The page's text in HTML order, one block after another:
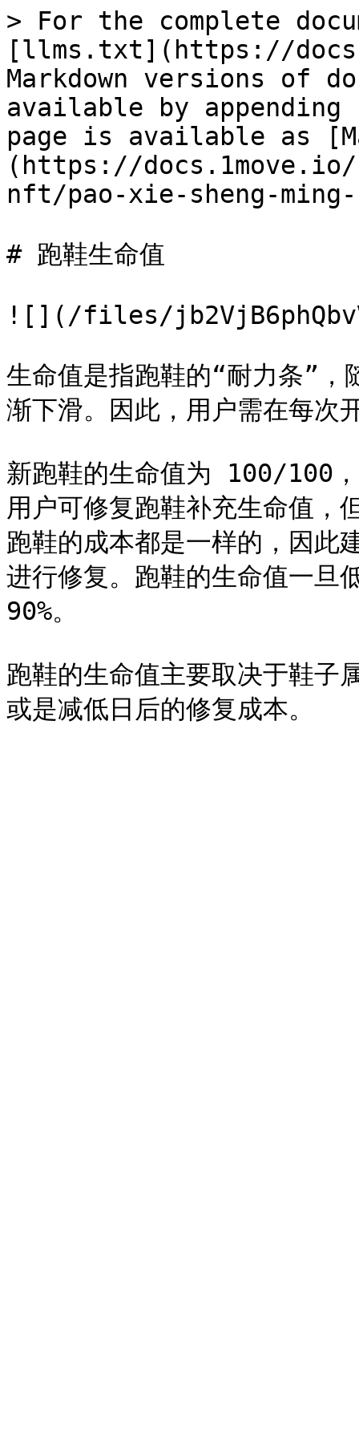
> For the complete
[llms.txt](https://
Markdown versions of
available by
page is available as
(https://
nft/pao-xie-sheng-
# 跑鞋生命值
![](/files/
生命值是指跑鞋的“耐力条”，
渐下滑。因此，用户需在每次
新跑鞋的生命值为 100/100
用户可修复跑鞋补充生命值
跑鞋的成本都是一样的，因
进行修复。跑鞋的生命值一
90%。
跑鞋的生命值主要取决于鞋子